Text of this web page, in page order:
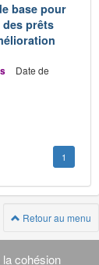
base pour
des prêts
Date de
1
Retour au menu
cohésion